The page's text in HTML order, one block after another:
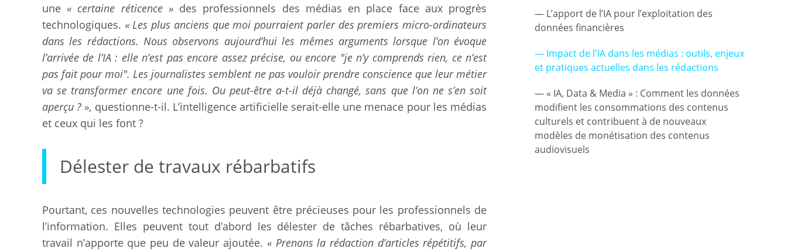
une « certaine réticence » des professionnels des médias en place face aux progrès
technologiques. « Les plus anciens que moi pourraient parler des premiers micro-ordinateurs
dans les rédactions. Nous observons aujourd’hui les mêmes arguments lorsque l’on évoque
l’arrivée de l’IA : elle n’est pas encore assez précise, ou encore "je n’y comprends rien, ce n’est
pas fait pour moi". Les journalistes semblent ne pas vouloir prendre conscience que leur métier
va se transformer encore une fois. Ou peut-être a-t-il déjà changé, sans que l’on ne s’en soit
aperçu ? », questionne-t-il. L’intelligence artificielle serait-elle une menace pour les médias
et ceux qui les font ?
Délester de travaux rébarbatifs
Pourtant, ces nouvelles technologies peuvent être précieuses pour les professionnels de
l’information. Elles peuvent tout d’abord les délester de tâches rébarbatives, où leur
travail n’apporte que peu de valeur ajoutée. « Prenons la rédaction d’articles répétitifs, par
L’apport de l’IA pour l’exploitation des
données financières
Impact de l'IA dans les médias : outils, enjeux
et pratiques actuelles dans les rédactions
« IA, Data & Media » : Comment les données
modifient les consommations des contenus
culturels et contribuent à de nouveaux
modèles de monétisation des contenus
audiovisuels